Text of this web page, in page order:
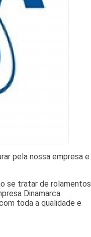
pela nossa empresa e
se tratar de rolamentos
Dinamarca
toda a qualidade e